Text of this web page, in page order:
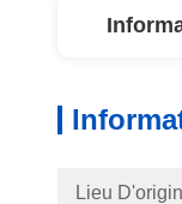
Lieu